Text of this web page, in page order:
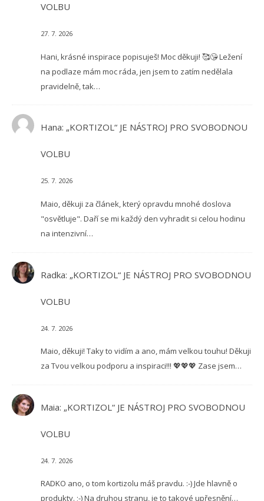
VOLBU
27. 7. 2026
Hani, krásné inspirace popisuješ! Moc děkuji! 🥰😘 Ležení
na podlaze mám moc ráda, jen jsem to zatím nedělala
pravidelně, tak…
Hana: „KORTIZOL“ JE NÁSTROJ PRO SVOBODNOU
VOLBU
25. 7. 2026
Maio, děkuji za článek, který opravdu mnohé doslova
"osvětluje". Daří se mi každý den vyhradit si celou hodinu
na intenzivní…
Radka: „KORTIZOL“ JE NÁSTROJ PRO SVOBODNOU
VOLBU
24. 7. 2026
Maio, děkuji! Taky to vidím a ano, mám velkou touhu! Děkuji
za Tvou velkou podporu a inspiraci!!! 💖💖💖 Zase jsem…
Maia: „KORTIZOL“ JE NÁSTROJ PRO SVOBODNOU
VOLBU
24. 7. 2026
RADKO ano, o tom kortizolu máš pravdu. :-) Jde hlavně o
produkty. ;-) Na druhou stranu, je to takové upřesnění…